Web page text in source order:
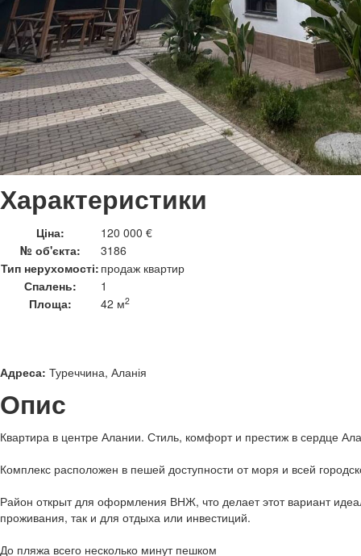
Характеристики
Ціна:
120 000 €
№ об'єкта:
3186
Тип нерухомості: продаж квартир
Спалень:
1
Площа:
42 м2
Адреса: Туреччина, Аланія
Опис
Квартира в центре Алании. Стиль, комфорт и престиж в сердце
Комплекс расположен в пешей доступности от моря и всей
Район открыт для оформления ВНЖ, что делает этот вариант
проживания, так и для отдыха или инвестиций.
До пляжа всего несколько минут пешком